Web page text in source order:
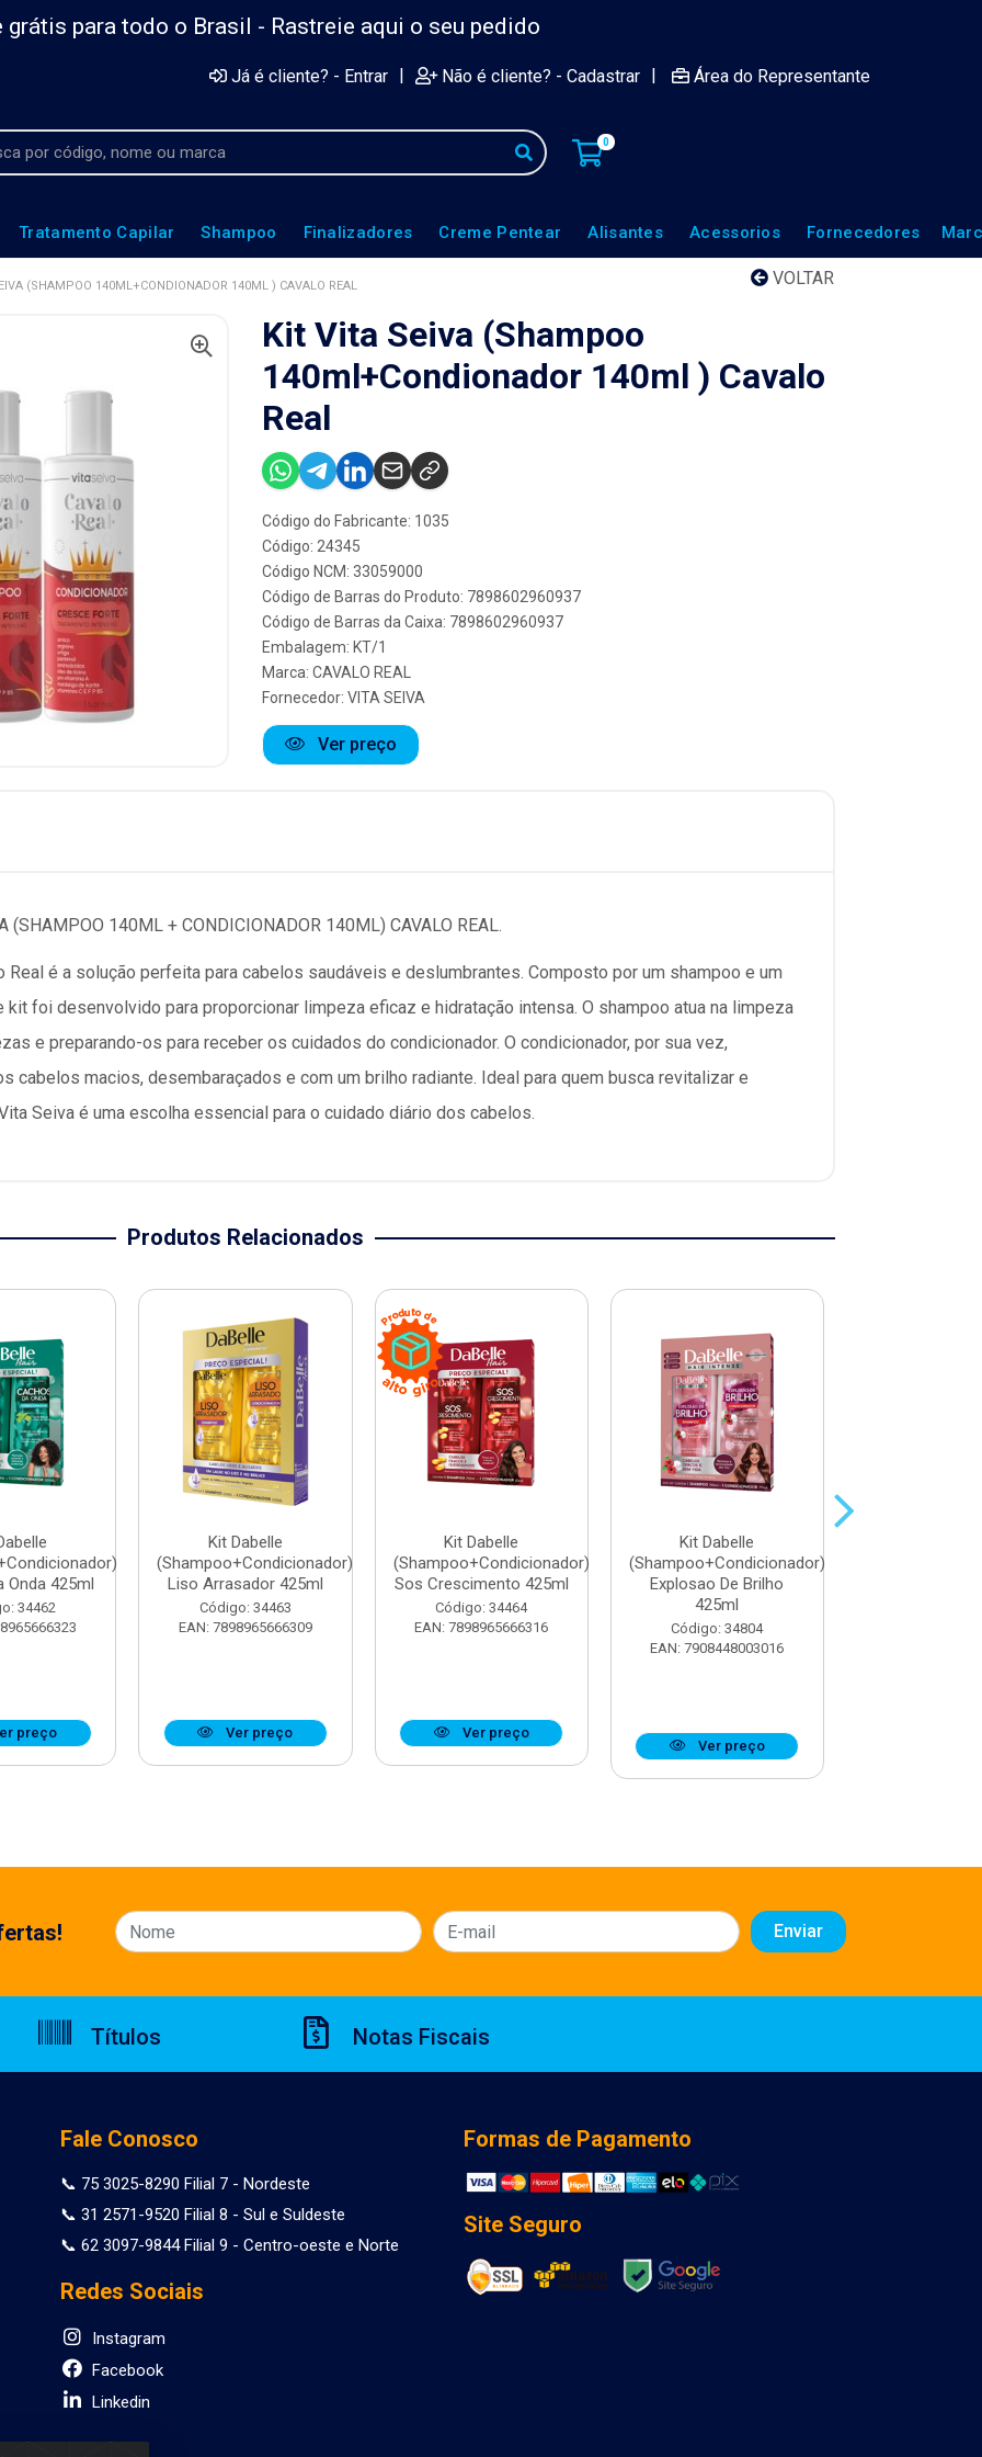
grátis para todo o Brasil - Rastreie aqui o seu pedido
Já é cliente? - Entrar | Não é cliente? - Cadastrar | Área do Representante
0
Tratamento Capilar Shampoo Finalizadores Creme Pentear Alisantes Acessorios Fornecedores
VOLTAR
(SHAMPOO 140ML+CONDIONADOR 140ML ) CAVALO REAL
Kit Vita Seiva (Shampoo
140ml+Condionador 140ml ) Cavalo
Real
Código do Fabricante: 1035
Código: 24345
Código NCM: 33059000
Código de Barras do Produto: 7898602960937
Código de Barras da Caixa: 7898602960937
Embalagem: KT/1
Marca: CAVALO REAL
Fornecedor: VITA SEIVA
Ver preço
(SHAMPOO 140ML + CONDICIONADOR 140ML) CAVALO REAL.
Real é a solução perfeita para cabelos saudáveis e deslumbrantes. Composto por um shampoo e um
foi desenvolvido para proporcionar limpeza eficaz e hidratação intensa. O shampoo atua na limpeza
e preparando-os para receber os cuidados do condicionador. O condicionador, por sua vez,
cabelos macios, desembaraçados e com um brilho radiante. Ideal para quem busca revitalizar e
Seiva é uma escolha essencial para o cuidado diário dos cabelos.
Produtos Relacionados
Onda 425ml
34462
preço
Kit Dabelle
(Shampoo+Condicionador)
Liso Arrasador 425ml
Código: 34463
EAN: 7898965666309
Ver preço
Kit Dabelle
(Shampoo+Condicionador)
Sos Crescimento 425ml
Código: 34464
EAN: 7898965666316
Ver preço
Kit Dabelle
(Shampoo+Condicionador)
Explosao De Brilho
425ml
Código: 34804
EAN: 7908448003016
Ver preço
Títulos Notas Fiscais
Fale Conosco
📞 75 3025-8290 Filial 7 - Nordeste
📞 31 2571-9520 Filial 8 - Sul e Suldeste
📞 62 3097-9844 Filial 9 - Centro-oeste e Norte
Redes Sociais
Instagram
Facebook
Linkedin
Formas de Pagamento
Site Seguro